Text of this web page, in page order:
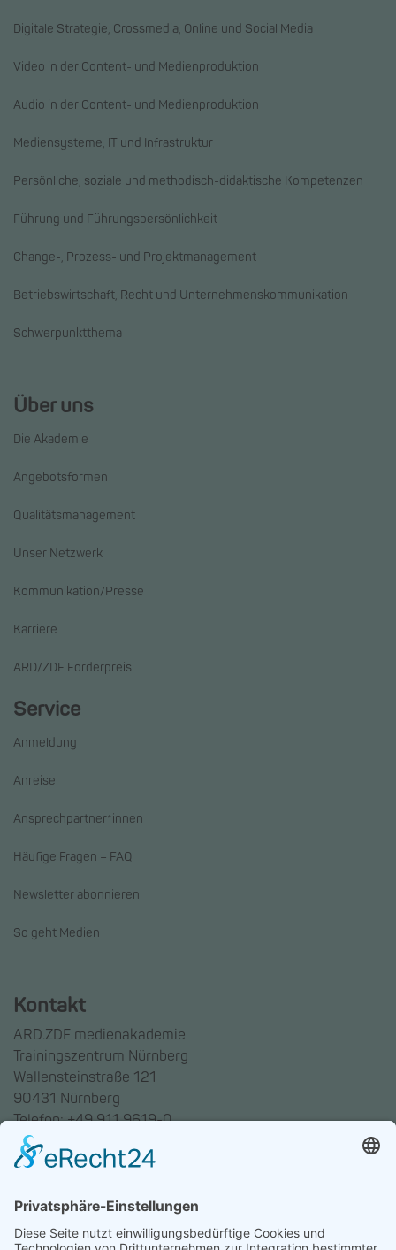
Digitale Strategie, Crossmedia, Online und Social Media
Video in der Content- und Medienproduktion
Audio in der Content- und Medienproduktion
Mediensysteme, IT und Infrastruktur
Persönliche, soziale und methodisch-didaktische Kompetenzen
Führung und Führungspersönlichkeit
Change-, Prozess- und Projektmanagement
Betriebswirtschaft, Recht und Unternehmenskommunikation
Schwerpunktthema
Über uns
Die Akademie
Angebotsformen
Qualitätsmanagement
Unser Netzwerk
Kommunikation/Presse
Karriere
ARD/ZDF Förderpreis
Service
Anmeldung
Anreise
Ansprechpartner*innen
Häufige Fragen – FAQ
Newsletter abonnieren
So geht Medien
Kontakt
ARD.ZDF medienakademie
Trainingszentrum Nürnberg
Wallensteinstraße 121
90431 Nürnberg
Telefon: +49 911 9619-0
Trainingszentrum Hannover
30169 Hannover
Telefon: +49 511 123598-531